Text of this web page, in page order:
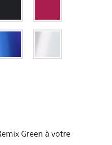
Green à votre